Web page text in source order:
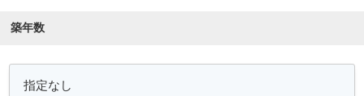
築年数